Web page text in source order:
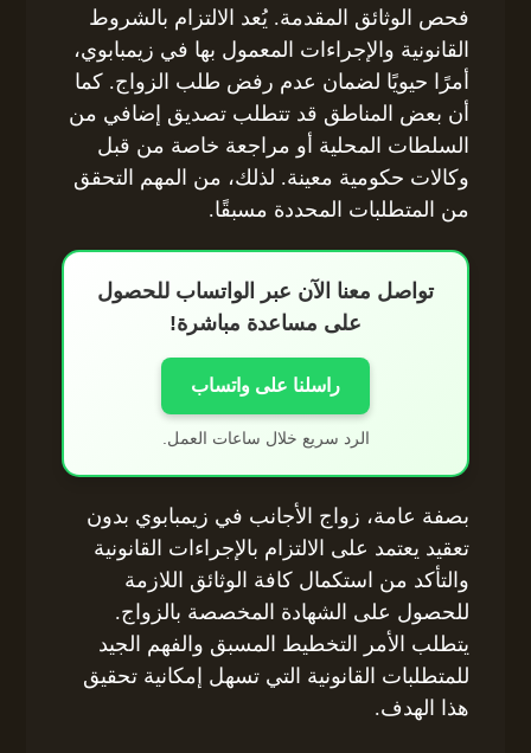
فحص الوثائق المقدمة. يُعد الالتزام بالشروط
القانونية والإجراءات المعمول بها في زيمبابوي،
أمرًا حيويًا لضمان عدم رفض طلب الزواج. كما
أن بعض المناطق قد تتطلب تصديق إضافي من
السلطات المحلية أو مراجعة خاصة من قبل
وكالات حكومية معينة. لذلك، من المهم التحقق
من المتطلبات المحددة مسبقًا.
تواصل معنا الآن عبر الواتساب للحصول
على مساعدة مباشرة!
راسلنا على واتساب
الرد سريع خلال ساعات العمل.
بصفة عامة، زواج الأجانب في زيمبابوي بدون
تعقيد يعتمد على الالتزام بالإجراءات القانونية
والتأكد من استكمال كافة الوثائق اللازمة
للحصول على الشهادة المخصصة بالزواج.
يتطلب الأمر التخطيط المسبق والفهم الجيد
للمتطلبات القانونية التي تسهل إمكانية تحقيق
هذا الهدف.